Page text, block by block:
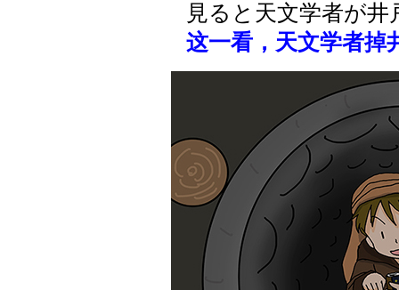
見ると天文学者が井
这一看，天文学者掉